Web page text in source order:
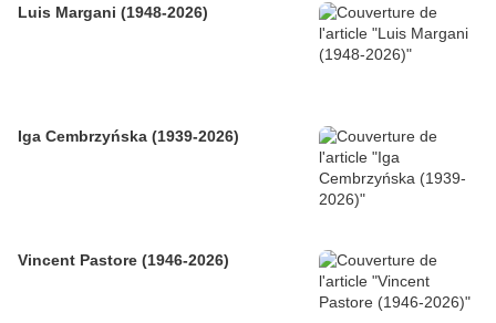
Luis Margani (1948-2026)
Iga Cembrzyńska (1939-2026)
Vincent Pastore (1946-2026)